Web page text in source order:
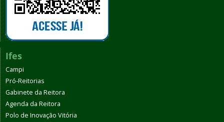
Ifes
Campi
Pró-Reitorias
Gabinete da Reitora
Agenda da Reitora
Polo de Inovação Vitória